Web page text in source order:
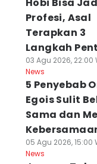
Profesi, Asal
Terapkan 3
Langkah
03 Agu 2026, 22:00
News
5 Penyebab
Egois Sulit
Sama dan
05 Agu 2026, 15:00
News